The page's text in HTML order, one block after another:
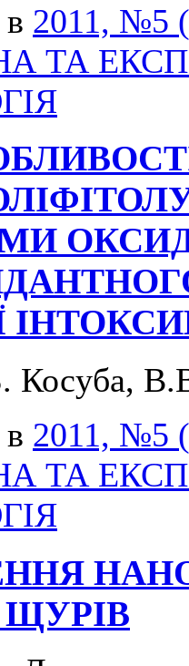
2011, №5
ТА
Косуба,
2011, №5
ТА
ЩУРІВ